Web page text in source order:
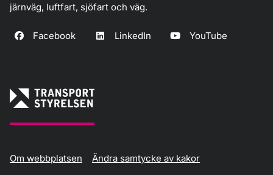
järnväg, luftfart, sjöfart och väg.
Facebook LinkedIn YouTube
Om webbplatsen Ändra samtycke av kakor